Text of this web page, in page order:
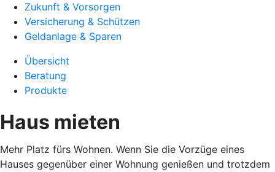
Zukunft & Vorsorgen
Versicherung & Schützen
Geldanlage & Sparen
Übersicht
Beratung
Produkte
Haus mieten
Mehr Platz fürs Wohnen. Wenn Sie die Vorzüge eines
Hauses gegenüber einer Wohnung genießen und trotzdem